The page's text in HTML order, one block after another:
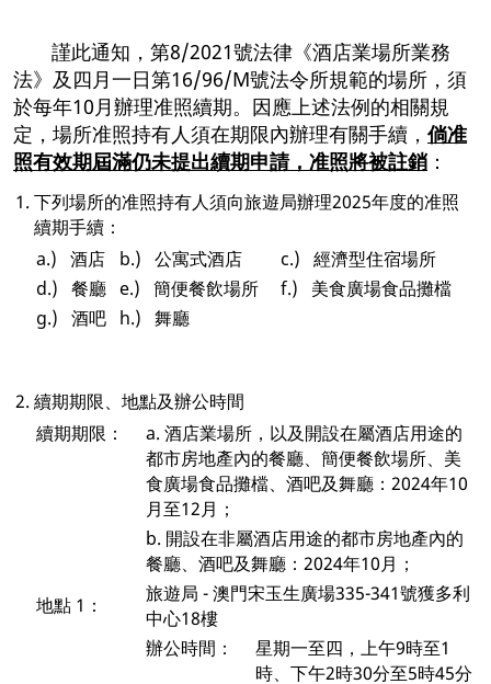
謹此通知，第8/2021號法律《酒店業場所業務
法》及四月一日第16/96/M號法令所規範的場所，須
於每年10月辦理准照續期。因應上述法例的相關規
定，場所准照持有人須在期限內辦理有關手續， 倘准
照有效期屆滿仍未提出續期申請，准照將被註銷 ：
1. 下列場所的准照持有人須向旅遊局辦理2025年度的准照
續期手續：
a.) 酒店
b.) 公寓式酒店
c.) 經濟型住宿場所
d.) 餐廳 e.) 簡便餐飲場所
f.) 美食廣場食品攤檔
g.) 酒吧 h.) 舞廳
2. 續期期限、地點及辦公時間
續期期限：
a. 酒店業場所，以及開設在屬酒店用途的
都市房地產內的餐廳、簡便餐飲場所、美
食廣場食品攤檔、酒吧及舞廳：2024年10
月至12月；
b. 開設在非屬酒店用途的都市房地產內的
餐廳、酒吧及舞廳：2024年10月；
地點 1：
旅遊局 - 澳門宋玉生廣場335-341號獲多利
中心18樓
辦公時間：
星期一至四，上午9時至1
時、下午2時30分至5時45分